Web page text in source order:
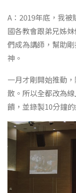
A：2019年底，我
國各教會跟弟兄姊
們成為講師，幫助
神。
一月才剛開始推動
散。所以全都改為
饋，並錄製10分鐘